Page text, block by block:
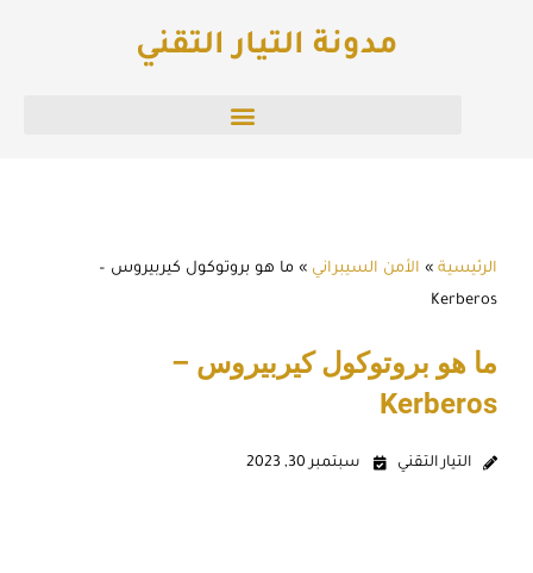
مدونة التيار التقني
الرئيسية » الأمن السيبراني » ما هو بروتوكول كيربيروس –
Kerberos
ما هو بروتوكول كيربيروس –
Kerberos
التيار التقني سبتمبر 30, 2023